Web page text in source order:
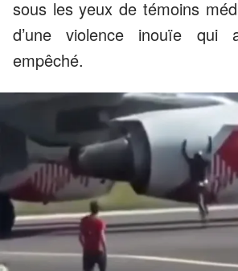
sous les yeux de témoins
d’une violence inouïe qui
empêché.